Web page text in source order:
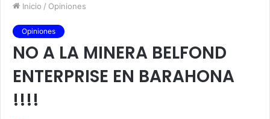
Inicio / Opiniones
Opiniones
NO A LA MINERA BELFOND
ENTERPRISE EN BARAHONA
!!!!